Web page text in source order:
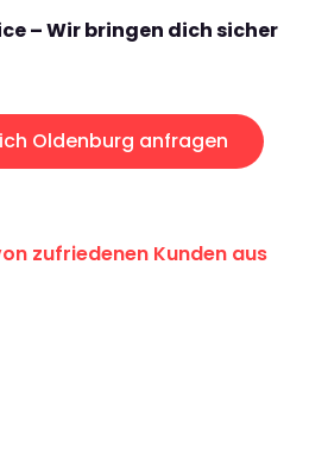
– Wir bringen dich sicher
Oldenburg anfragen
zufriedenen Kunden aus